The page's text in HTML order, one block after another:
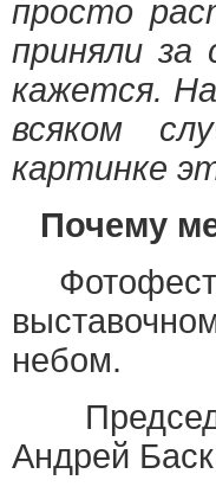
просто
приняли
кажется.
всяком
картинке
Почему
небом.
Андрей